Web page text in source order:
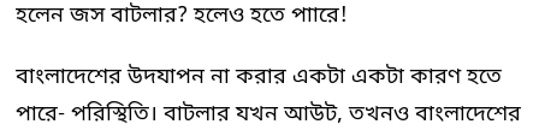
হলেন জস বাটলার? হলেও হতে পাারে!
বাংলাদেশের উদযাপন না করার একটা একটা কারণ হতে
পারে- পরিস্থিতি। বাটলার যখন আউট, তখনও বাংলাদেশের